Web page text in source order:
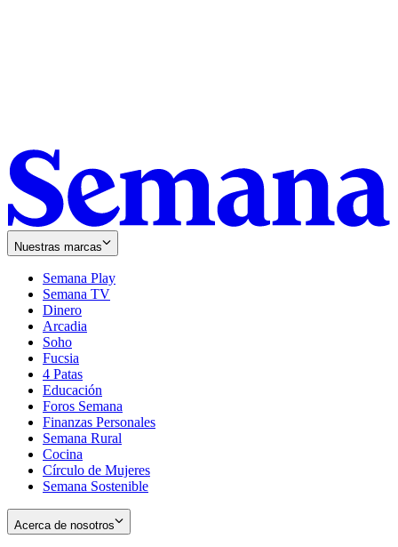
Nuestras marcas
Semana Play
Semana TV
Dinero
Arcadia
Soho
in
new
window
Fucsia
in
new
window
4 Patas
Educación
Foros Semana
Finanzas Personales
Semana Rural
Cocina
Círculo de Mujeres
Semana Sostenible
Acerca de nosotros